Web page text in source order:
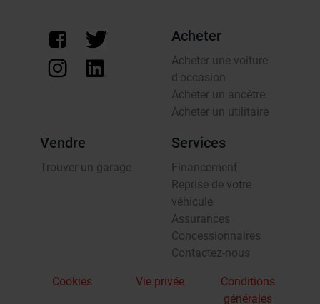
Acheter
Acheter une voiture
d'occasion
Acheter un ancêtre
Acheter un utilitaire
Vendre
Trouver un garage
Services
Financement
Reprise de votre
véhicule
Assurances
Concessionnaires
Contactez-nous
Cookies Vie privée
Conditions
générales